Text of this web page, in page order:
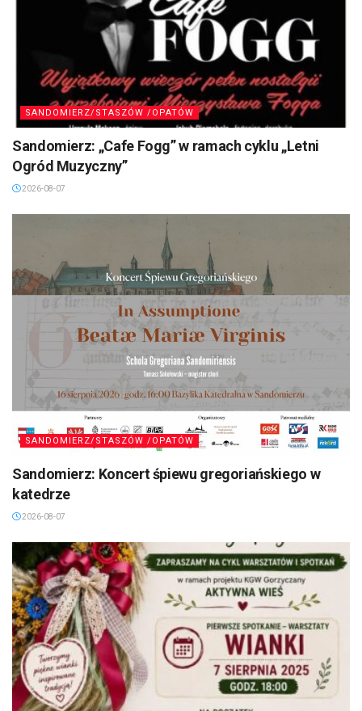
SANDOMIERZ/STASZÓW /OPATÓW
Sandomierz: „Cafe Fogg” w ramach cyklu „Letni
Ogród Muzyczny”
2026-08-07
SANDOMIERZ/STASZÓW /OPATÓW
Sandomierz: Koncert śpiewu gregoriańskiego w
katedrze
2026-08-07